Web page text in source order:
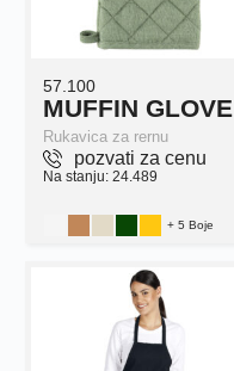
57.100
MUFFIN GLOVE
Rukavica za rernu
pozvati za cenu
Na stanju: 24.489
+ 5 Boje